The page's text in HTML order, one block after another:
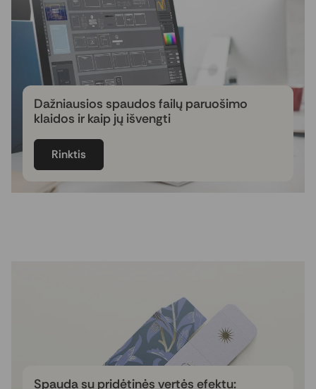
Dažniausios spaudos failų paruošimo
klaidos ir kaip jų išvengti
Ruošiant spaudos failą net ir nedidelės klaidos
gali turėti įtakos galutiniam rezultatui. Šiame
straipsnyje aptariame dažniausiai
pasitaikančias spaudos failų paruošimo klaidas
Rinktis
Spauda su pridėtinės vertės efektu: